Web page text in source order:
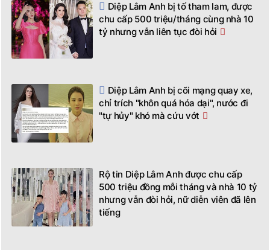
Diệp Lâm Anh bị tố tham lam, được
chu cấp 500 triệu/tháng cùng nhà 10
tỷ nhưng vẫn liên tục đòi hỏi
Diệp Lâm Anh bị cõi mạng quay xe,
chỉ trích "khôn quá hóa dại", nước đi
"tự hủy" khó mà cứu vớt
Rộ tin Diệp Lâm Anh được chu cấp
500 triệu đồng mỗi tháng và nhà 10 tỷ
nhưng vẫn đòi hỏi, nữ diễn viên đã lên
tiếng